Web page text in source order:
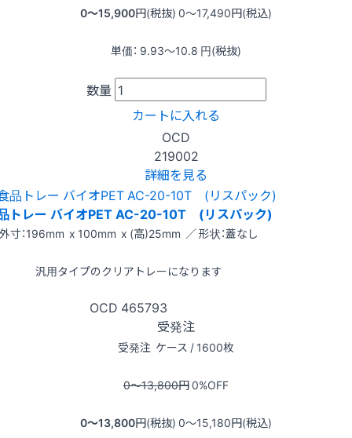
0〜15,900円(税抜) 0〜17,490円(税込)
単価： 9.93〜10.8 円(税抜)
数量
カートに入れる
OCD
219002
詳細を見る
トレー バイオPET AC-20-10T (リスパック)
寸：196mm x 100mm x (高)25mm ／ 形状：蓋なし
汎用タイプのクリアトレーになります
OCD 465793
受発注
受発注 ケース / 1600枚
0〜13,800円0%OFF
0〜13,800円(税抜) 0〜15,180円(税込)